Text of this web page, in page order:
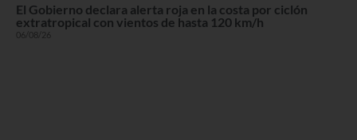
El Gobierno declara alerta roja en la costa por ciclón
extratropical con vientos de hasta 120 km/h
06/08/26